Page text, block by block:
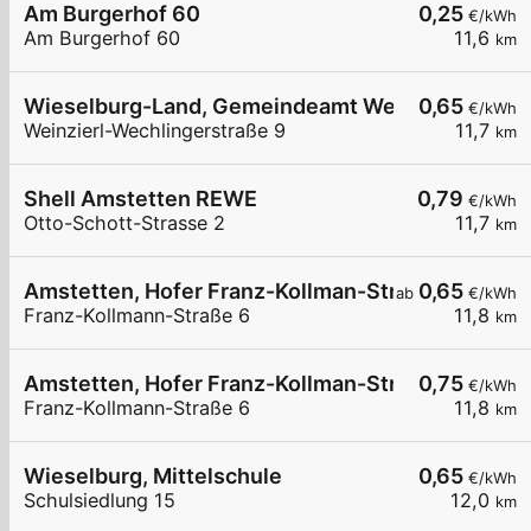
0,25 €/kWh
11,6 km
Am Burgerhof 60
Am Burgerhof 60
0,65 €/kWh
11,7 km
Wieselburg-Land, Gemeindeamt Weinzierl
Weinzierl-Wechlingerstraße 9
0,79 €/kWh
11,7 km
Shell Amstetten REWE
Otto-Schott-Strasse 2
ab 0,65 €/kWh
11,8 km
Amstetten, Hofer Franz-Kollman-Str.
Franz-Kollmann-Straße 6
0,75 €/kWh
11,8 km
Amstetten, Hofer Franz-Kollman-Str.
Franz-Kollmann-Straße 6
0,65 €/kWh
12,0 km
Wieselburg, Mittelschule
Schulsiedlung 15